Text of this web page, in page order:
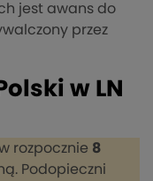
jest awans do
przez
w LN
rozpocznie 8
Podopieczni